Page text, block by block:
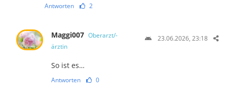
Antworten 2
Maggi007 Oberarzt/-
ärztin
23.06.2026, 23:18
So ist es…
Antworten 0